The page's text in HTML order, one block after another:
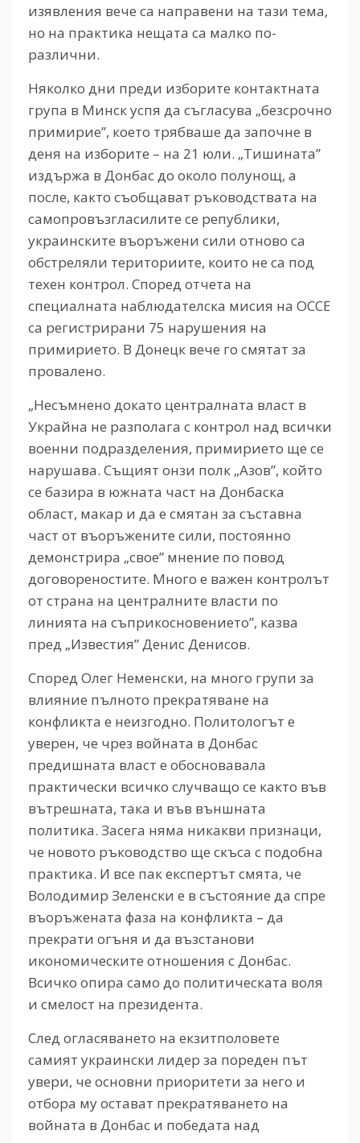
изявления вече са направени на тази тема,
но на практика нещата са малко по-
различни.
Няколко дни преди изборите контактната
група в Минск успя да съгласува „безсрочно
примирие”, което трябваше да започне в
деня на изборите – на 21 юли. „Тишината”
издържа в Донбас до около полунощ, а
после, както съобщават ръководствата на
самопровъзгласилите се републики,
украинските въоръжени сили отново са
обстреляли териториите, които не са под
техен контрол. Според отчета на
специалната наблюдателска мисия на ОССЕ
са регистрирани 75 нарушения на
примирието. В Донецк вече го смятат за
провалено.
„Несъмнено докато централната власт в
Украйна не разполага с контрол над всички
военни подразделения, примирието ще се
нарушава. Същият онзи полк „Азов”, който
се базира в южната част на Донбаска
област, макар и да е смятан за съставна
част от въоръжените сили, постоянно
демонстрира „свое” мнение по повод
договореностите. Много е важен контролът
от страна на централните власти по
линията на съприкосновението”, казва
пред „Известия” Денис Денисов.
Според Олег Неменски, на много групи за
влияние пълното прекратяване на
конфликта е неизгодно. Политологът е
уверен, че чрез войната в Донбас
предишната власт е обосновавала
практически всичко случващо се както във
вътрешната, така и във външната
политика. Засега няма никакви признаци,
че новото ръководство ще скъса с подобна
практика. И все пак експертът смята, че
Володимир Зеленски е в състояние да спре
въоръжената фаза на конфликта – да
прекрати огъня и да възстанови
икономическите отношения с Донбас.
Всичко опира само до политическата воля
и смелост на президента.
След огласяването на екзитполовете
самият украински лидер за пореден път
увери, че основни приоритети за него и
отбора му остават прекратяването на
войната в Донбас и победата над